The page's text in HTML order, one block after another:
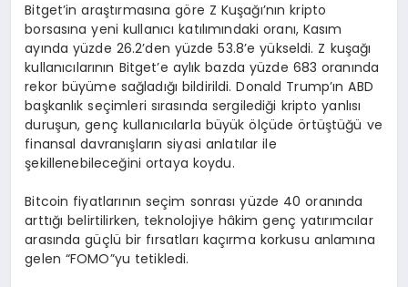
Bitget’in araştırmasına göre Z Kuşağı’nın kripto
borsasına yeni kullanıcı katılımındaki oranı, Kasım
ayında yüzde 26.2’den yüzde 53.8’e yükseldi. Z kuşağı
kullanıcılarının Bitget’e aylık bazda yüzde 683 oranında
rekor büyüme sağladığı bildirildi. Donald Trump’ın ABD
başkanlık seçimleri sırasında sergilediği kripto yanlısı
duruşun, genç kullanıcılarla büyük ölçüde örtüştüğü ve
finansal davranışların siyasi anlatılar ile
şekillenebileceğini ortaya koydu.
Bitcoin fiyatlarının seçim sonrası yüzde 40 oranında
arttığı belirtilirken, teknolojiye hâkim genç yatırımcılar
arasında güçlü bir fırsatları kaçırma korkusu anlamına
gelen “FOMO”yu tetikledi.